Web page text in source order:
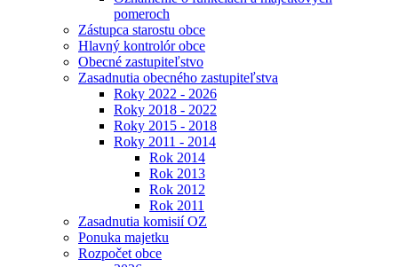
pomeroch
Zástupca starostu obce
Hlavný kontrolór obce
Obecné zastupiteľstvo
Zasadnutia obecného zastupiteľstva
Roky 2022 - 2026
Roky 2018 - 2022
Roky 2015 - 2018
Roky 2011 - 2014
Rok 2014
Rok 2013
Rok 2012
Rok 2011
Zasadnutia komisií OZ
Ponuka majetku
Rozpočet obce